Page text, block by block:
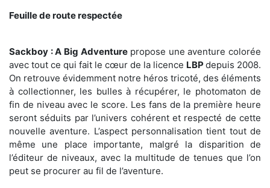
Feuille de route respectée
Sackboy : A Big Adventurepropose une aventure colorée
avec tout ce qui fait le cœur de la licence LBP depuis 2008.
On retrouve évidemment notre héros tricoté, des éléments
à collectionner, les bulles à récupérer, le photomaton de
fin de niveau avec le score. Les fans de la première heure
seront séduits par l’univers cohérent et respecté de cette
nouvelle aventure. L’aspect personnalisation tient tout de
même une place importante, malgré la disparition de
l’éditeur de niveaux, avec la multitude de tenues que l’on
peut se procurer au fil de l’aventure.